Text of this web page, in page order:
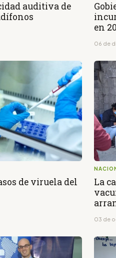
auditiva de
en
06 de
de viruela del
La
03 de